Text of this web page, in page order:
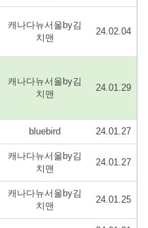
캐나다뉴서울by김
치맨
24.02.04
캐나다뉴서울by김
치맨
24.01.29
bluebird 24.01.27
캐나다뉴서울by김
치맨
24.01.27
캐나다뉴서울by김
치맨
24.01.25